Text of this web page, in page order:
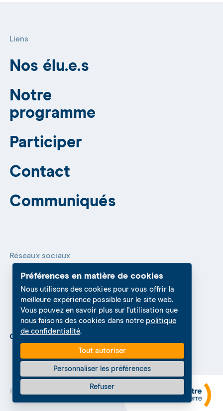
Préférences en matière de cookies
Nous utilisons des cookies pour vous offrir la
meilleure expérience possible sur le site web.
Vous pouvez en savoir plus sur l'utilisation que
nous faisons des cookies dans notre politique
de confidentialité.
Tout autoriser
Personnaliser les préférences
Refuser
Liens
Nos élu.e.s
Notre
programme
Participer
Contact
Communiqués
Réseaux sociaux
© 2026 Le Centre
Cookies Settings